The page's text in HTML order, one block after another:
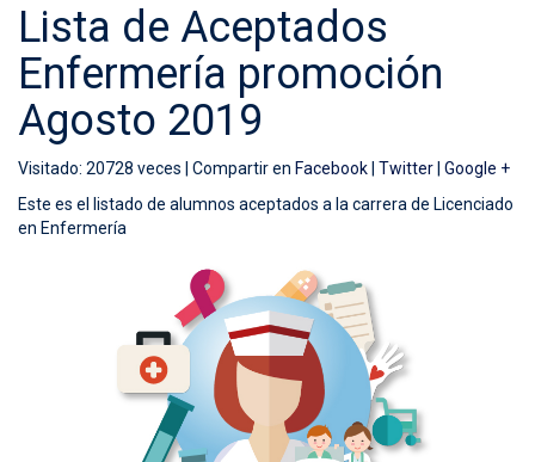
Lista de Aceptados
Enfermería promoción
Agosto 2019
Visitado: 20728 veces | Compartir en Facebook Twitter Google +
Este es el listado de alumnos aceptados a la carrera de Licenciado
en Enfermería